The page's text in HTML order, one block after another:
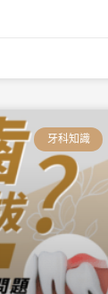
牙科知識